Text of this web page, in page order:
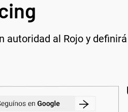
autoridad al Rojo y